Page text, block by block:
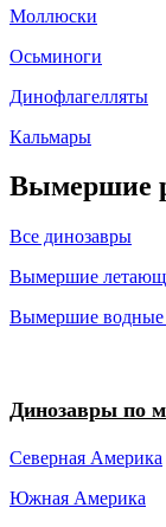
Моллюски
Осьминоги
Динофлагелляты
Кальмары
Вымершие
Все динозавры
Вымершие
Вымершие водные
Динозавры по
Северная Америка
Южная Америка